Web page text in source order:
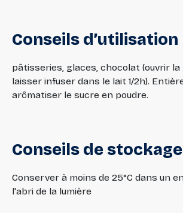
Conseils d’utilisation
pâtisseries, glaces, chocolat (ouvrir la
laisser infuser dans le lait 1/2h).
arômatiser le sucre en poudre.
Conseils de stockage
Conserver à moins de 25°C dans un
l'abri de la lumière